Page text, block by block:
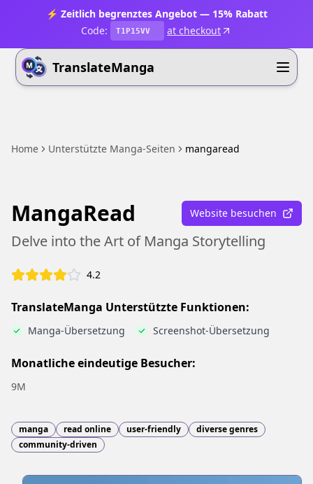
⚡ Zeitlich begrenztes Angebot — 15% Rabatt
Code:
T1P15VV at checkout
TranslateManga
Home Unterstützte Manga-Seiten mangaread
MangaRead Website besuchen
Delve into the Art of Manga Storytelling
4.2
TranslateManga Unterstützte Funktionen:
Manga-Übersetzung Screenshot-Übersetzung
Monatliche eindeutige Besucher:
9M
manga read online user-friendly
diverse genres
community-driven